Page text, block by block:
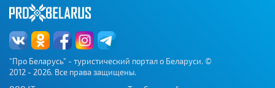
"Про Беларусь" - туристический портал о Беларуси. ©
2012 - 2026. Все права защищены.